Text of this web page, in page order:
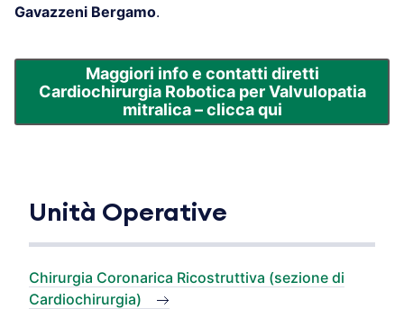
Gavazzeni Bergamo.
Maggiori info e contatti diretti
Cardiochirurgia Robotica per Valvulopatia
mitralica – clicca qui
Unità Operative
Chirurgia Coronarica Ricostruttiva (sezione di
Cardiochirurgia)